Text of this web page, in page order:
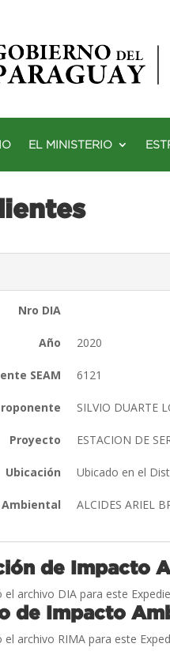
EL MINISTERIO
Nro DIA
Año 2020
SEAM 6121
SILVIO DUARTE
Proyecto ESTACION DE
Ubicación Ubicado en el
ALCIDES ARIEL
de Impacto
archivo DIA para este
de Impacto
archivo RIMA para este